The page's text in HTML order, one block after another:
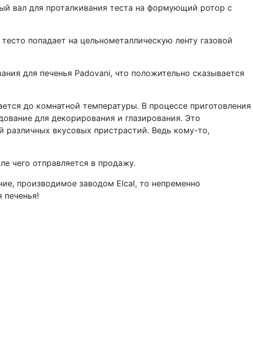
вал для проталкивания теста на формующий ротор с
попадает на цельнометаллическую ленту газовой
для печенья Padovani, что положительно сказывается
до комнатной температуры. В процессе приготовления
для декорирования и глазирования. Это
различных вкусовых пристрастий. Ведь кому-то,
чего отправляется в продажу.
производимое заводом Elcal, то непременно